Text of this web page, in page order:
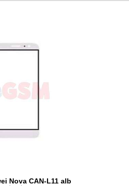
Nova CAN-L11 alb